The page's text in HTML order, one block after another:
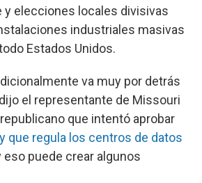
y elecciones locales divisivas
industriales masivas
Estados Unidos.
va muy por detrás
el representante de Missouri
que intentó aprobar
que regula los centros de datos
eso puede crear algunos